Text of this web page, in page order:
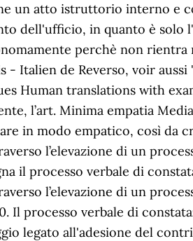
un atto istruttorio interno e
dell'ufficio, in quanto è solo
perchè non
- Italien de Reverso, voir
Human translations with
l’art. Minima empatia
in modo empatico, così da
l’elevazione di un
il processo verbale di
l’elevazione di un
Il processo verbale di
legato all'adesione del